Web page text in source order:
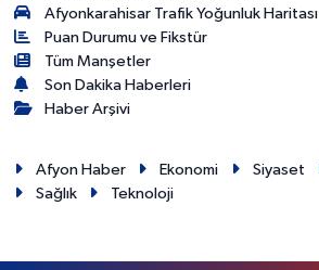
Afyonkarahisar Trafik Yoğunluk Haritası
Puan Durumu ve Fikstür
Tüm Manşetler
Son Dakika Haberleri
Haber Arşivi
Afyon Haber Ekonomi Siyaset
Sağlık
Teknoloji